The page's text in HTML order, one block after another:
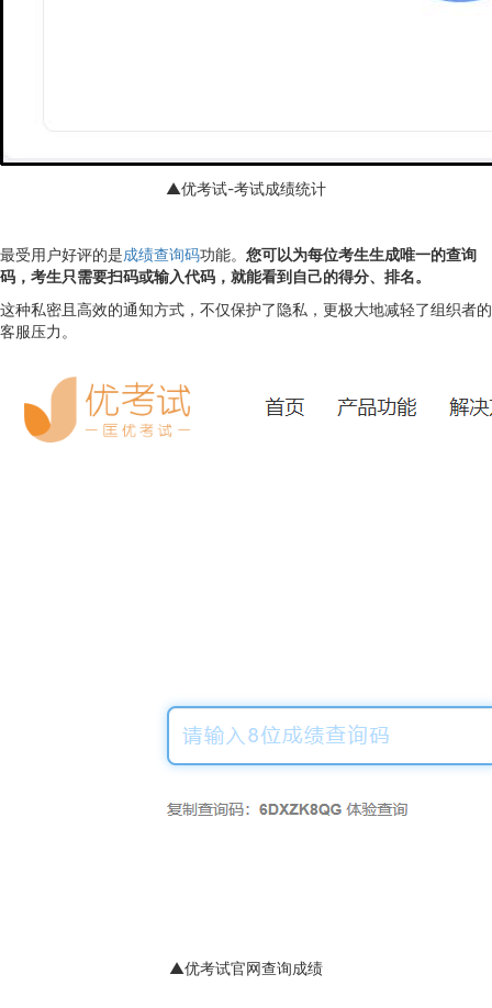
▲优考试-考试成绩统计
最受用户好评的是成绩查询码功能。 您可以为每位考生生成唯一的查询
码，考生只需要扫码或输入代码，就能看到自己的得分、排名。
这种私密且高效的通知方式，不仅保护了隐私，更极大地减轻了组织者的
客服压力。
▲优考试官网查询成绩